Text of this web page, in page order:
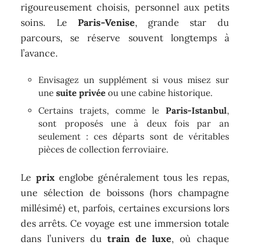
rigoureusement choisis, personnel aux petits
soins. Le Paris-Venise, grande star du
parcours, se réserve souvent longtemps à
l’avance.
Envisagez un supplément si vous misez sur
unesuite privée ou une cabine historique.
Certains trajets, comme le Paris-Istanbul,
sont proposés une à deux fois par an
seulement : ces départs sont de véritables
pièces de collection ferroviaire.
Le prix englobe généralement tous les repas,
une sélection de boissons (hors champagne
millésimé) et, parfois, certaines excursions lors
des arrêts. Ce voyage est une immersion totale
dans l’univers dutrain de luxe, où chaque